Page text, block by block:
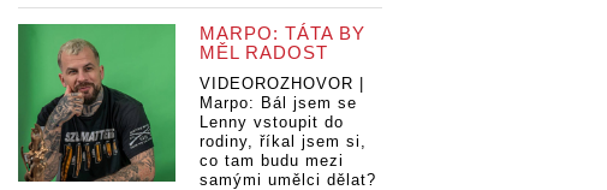
MARPO: TÁTA BY
MĚL RADOST
VIDEOROZHOVOR |
Marpo: Bál jsem se
Lenny vstoupit do
rodiny, říkal jsem si,
co tam budu mezi
samými umělci dělat?